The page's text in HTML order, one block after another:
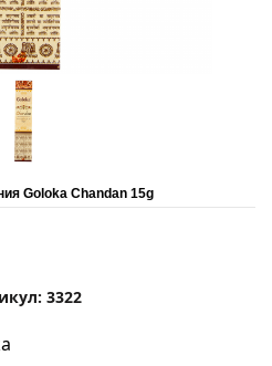
Goloka Chandan 15g
3322